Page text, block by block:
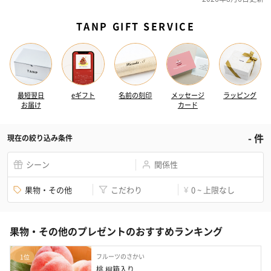
TANP GIFT SERVICE
最短翌日
お届け
eギフト 名前の刻印
メッセージ
カード
ラッピング
現在の絞り込み条件 -件
シーン 関係性
果物・その他 こだわり ¥ 0 ~ 上限なし
果物・その他のプレゼントのおすすめランキング
1位 フルーツのさかい